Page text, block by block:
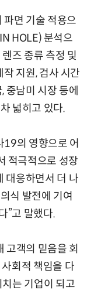
면 기술 적용으
HOLE) 분석으
즈 종류 측정 및
지원, 검사 시간
중남미 시장 등에
넓히고 있다.
19의 영향으로 어
적극적으로 성장
대응하면서 더 나
식 발전에 기여
”고 말했다.
고객의 믿음을 회
회적 책임을 다
는 기업이 되고